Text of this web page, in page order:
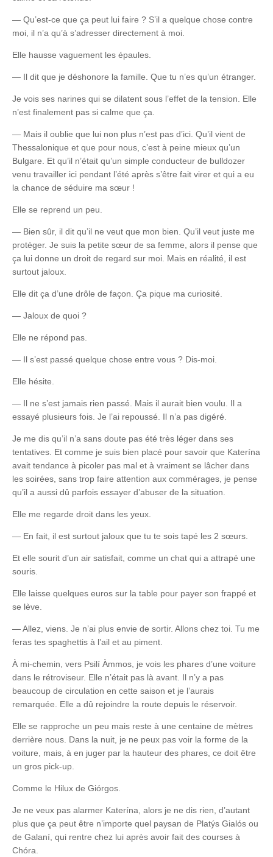
— Qu’est-ce que ça peut lui faire ? S’il a quelque chose contre
moi, il n’a qu’à s’adresser directement à moi.
Elle hausse vaguement les épaules.
— Il dit que je déshonore la famille. Que tu n’es qu’un étranger.
Je vois ses narines qui se dilatent sous l’effet de la tension. Elle
n’est finalement pas si calme que ça.
— Mais il oublie que lui non plus n’est pas d’ici. Qu’il vient de
Thessalonique et que pour nous, c’est à peine mieux qu’un
Bulgare. Et qu’il n’était qu’un simple conducteur de bulldozer
venu travailler ici pendant l’été après s’être fait virer et qui a eu
la chance de séduire ma sœur !
Elle se reprend un peu.
— Bien sûr, il dit qu’il ne veut que mon bien. Qu’il veut juste me
protéger. Je suis la petite sœur de sa femme, alors il pense que
ça lui donne un droit de regard sur moi. Mais en réalité, il est
surtout jaloux.
Elle dit ça d’une drôle de façon. Ça pique ma curiosité.
— Jaloux de quoi ?
Elle ne répond pas.
— Il s’est passé quelque chose entre vous ? Dis-moi.
Elle hésite.
— Il ne s’est jamais rien passé. Mais il aurait bien voulu. Il a
essayé plusieurs fois. Je l’ai repoussé. Il n’a pas digéré.
Je me dis qu’il n’a sans doute pas été très léger dans ses
tentatives. Et comme je suis bien placé pour savoir que Katerína
avait tendance à picoler pas mal et à vraiment se lâcher dans
les soirées, sans trop faire attention aux commérages, je pense
qu’il a aussi dû parfois essayer d’abuser de la situation.
Elle me regarde droit dans les yeux.
— En fait, il est surtout jaloux que tu te sois tapé les 2 sœurs.
Et elle sourit d’un air satisfait, comme un chat qui a attrapé une
souris.
Elle laisse quelques euros sur la table pour payer son frappé et
se lève.
— Allez, viens. Je n’ai plus envie de sortir. Allons chez toi. Tu me
feras tes spaghettis à l’ail et au piment.
À mi-chemin, vers Psilí Àmmos, je vois les phares d’une voiture
dans le rétroviseur. Elle n’était pas là avant. Il n’y a pas
beaucoup de circulation en cette saison et je l’aurais
remarquée. Elle a dû rejoindre la route depuis le réservoir.
Elle se rapproche un peu mais reste à une centaine de mètres
derrière nous. Dans la nuit, je ne peux pas voir la forme de la
voiture, mais, à en juger par la hauteur des phares, ce doit être
un gros pick-up.
Comme le Hilux de Giórgos.
Je ne veux pas alarmer Katerína, alors je ne dis rien, d’autant
plus que ça peut être n’importe quel paysan de Platýs Gialós ou
de Galaní, qui rentre chez lui après avoir fait des courses à
Chóra.